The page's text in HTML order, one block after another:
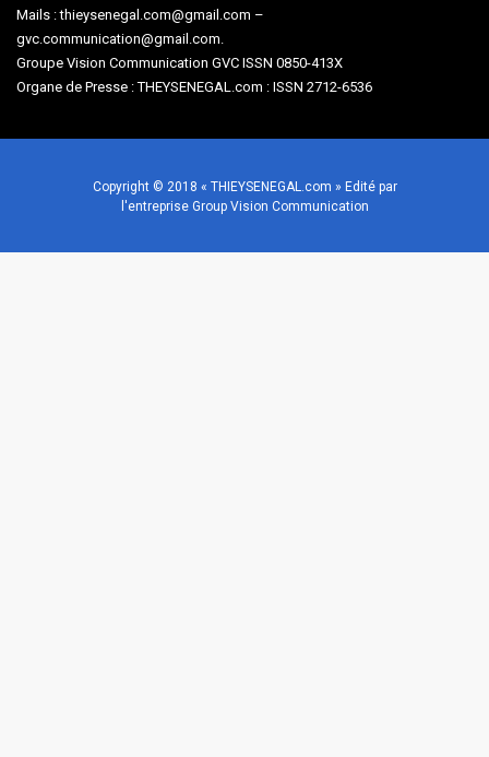
Mails : thieysenegal.com@gmail.com –
gvc.communication@gmail.com.
Groupe Vision Communication GVC ISSN 0850-413X
Organe de Presse : THEYSENEGAL.com : ISSN 2712-6536
Copyright © 2018 « THIEYSENEGAL.com » Edité par
l'entreprise Group Vision Communication